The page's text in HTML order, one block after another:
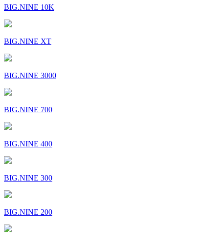
BIG.NINE 10K
BIG.NINE XT
BIG.NINE 3000
BIG.NINE 700
BIG.NINE 400
BIG.NINE 300
BIG.NINE 200